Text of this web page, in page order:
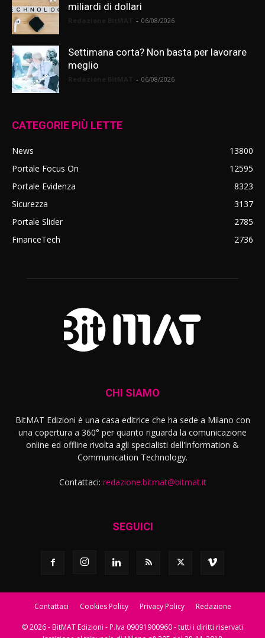
miliardi di dollari
- 06/08/2026
Settimana corta? Non basta per lavorare
meglio
- 06/08/2026
CATEGORIE PIÙ LETTE
News
13800
Portale Focus On
12595
Portale Evidenza
8323
Sicurezza
3137
Portale Slider
2785
FinanceTech
2736
CHI SIAMO
BitMAT Edizioni è una casa editrice che ha sede a Milano con
una copertura a 360° per quanto riguarda la comunicazione
online ed offline rivolta agli specialisti dell'lnformation &
Communication Technology.
Contattaci: redazione.bitmat@bitmat.it
SEGUICI
Contattaci Cookies Policy Privacy Policy Redazione
© 2026 - BitMAT Edizioni - P.Iva 09091900960 - tutti i diritti riservati